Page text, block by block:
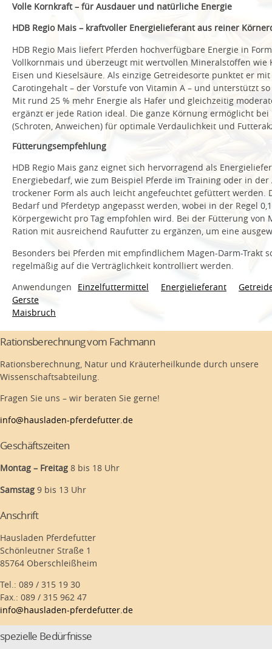
Volle Kornkraft – für Ausdauer und natürliche Energie
HDB Regio Mais – kraftvoller Energielieferant aus reiner
HDB Regio Mais liefert Pferden hochverfügbare Energie in
Vollkornmais und überzeugt mit wertvollen Mineralstoffen wie
Eisen und Kieselsäure. Als einzige Getreidesorte punktet er
Carotingehalt – der Vorstufe von Vitamin A – und unterstützt
Mit rund 25 % mehr Energie als Hafer und gleichzeitig
ergänzt er jede Ration ideal. Die ganze Körnung ermöglicht
(Schroten, Anweichen) für optimale Verdaulichkeit und
Fütterungsempfehlung
HDB Regio Mais ganz eignet sich hervorragend als
Energiebedarf, wie zum Beispiel Pferde im Training oder in
trockener Form als auch leicht angefeuchtet gefüttert werden.
Bedarf und Pferdetyp angepasst werden, wobei in der Regel
Körpergewicht pro Tag empfohlen wird. Bei der Fütterung von
Ration mit ausreichend Raufutter zu ergänzen, um eine
Besonders bei Pferden mit empfindlichem Magen-Darm-Trakt
regelmäßig auf die Verträglichkeit kontrolliert werden.
Anwendungen
Einzelfuttermittel Energielieferant
Gerste
Maisbruch
Rationsberechnung vom Fachmann
Rationsberechnung, Natur und Kräuterheilkunde durch unsere
Wissenschaftsabteilung.
Fragen Sie uns – wir beraten Sie gerne!
info@hausladen-pferdefutter.de
Geschäftszeiten
Montag – Freitag 8 bis 18 Uhr
Samstag 9 bis 13 Uhr
Anschrift
Hausladen Pferdefutter
Schönleutner Straße 1
85764 Oberschleißheim
Tel.: 089 / 315 19 30
Fax.: 089 / 315 962 47
info@hausladen-pferdefutter.de
spezielle Bedürfnisse